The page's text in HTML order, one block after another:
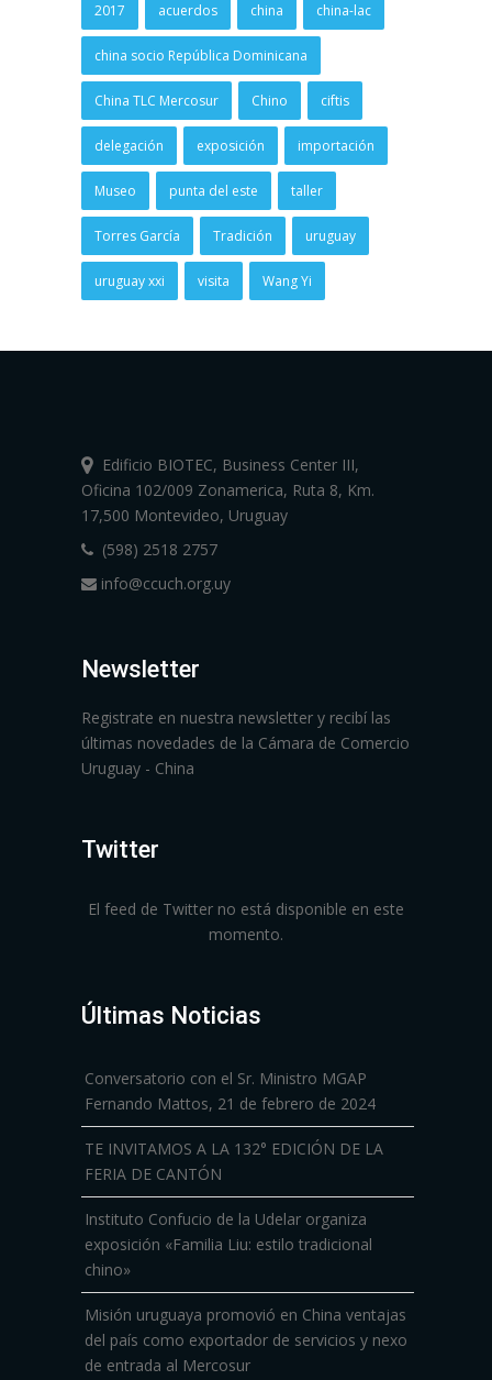
2017 acuerdos china china-lac
china socio República Dominicana
China TLC Mercosur Chino ciftis
delegación exposición importación
Museo punta del este taller
Torres García Tradición uruguay
uruguay xxi visita Wang Yi
Edificio BIOTEC, Business Center III,
Oficina 102/009 Zonamerica, Ruta 8, Km.
17,500 Montevideo, Uruguay
(598) 2518 2757
info@ccuch.org.uy
Newsletter
Registrate en nuestra newsletter y recibí las
últimas novedades de la Cámara de Comercio
Uruguay - China
Twitter
El feed de Twitter no está disponible en este
momento.
Últimas Noticias
Conversatorio con el Sr. Ministro MGAP
Fernando Mattos, 21 de febrero de 2024
TE INVITAMOS A LA 132° EDICIÓN DE LA
FERIA DE CANTÓN
Instituto Confucio de la Udelar organiza
exposición «Familia Liu: estilo tradicional
chino»
Misión uruguaya promovió en China ventajas
del país como exportador de servicios y nexo
de entrada al Mercosur